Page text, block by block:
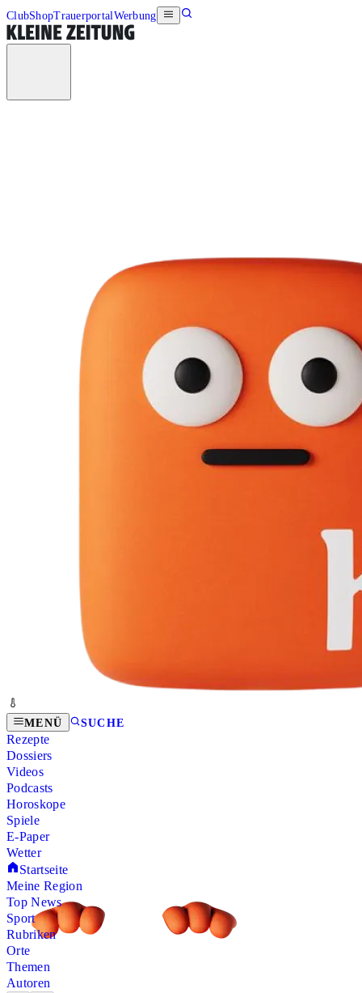
ClubShopTrauerportalWerbung
MENÜ SUCHE
Rezepte
Dossiers
Videos
Podcasts
Horoskope
Spiele
E-Paper
Wetter
Startseite
Meine Region
Top News
Sport
Rubriken
Orte
Themen
Autoren